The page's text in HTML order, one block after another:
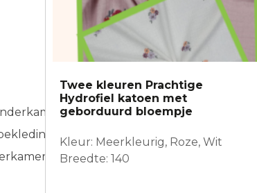
Twee kleuren Prachtige
Hydrofiel katoen met
geborduurd bloempje
Kleur: Meerkleurig, Roze, Wit
Breedte: 140
productpagina